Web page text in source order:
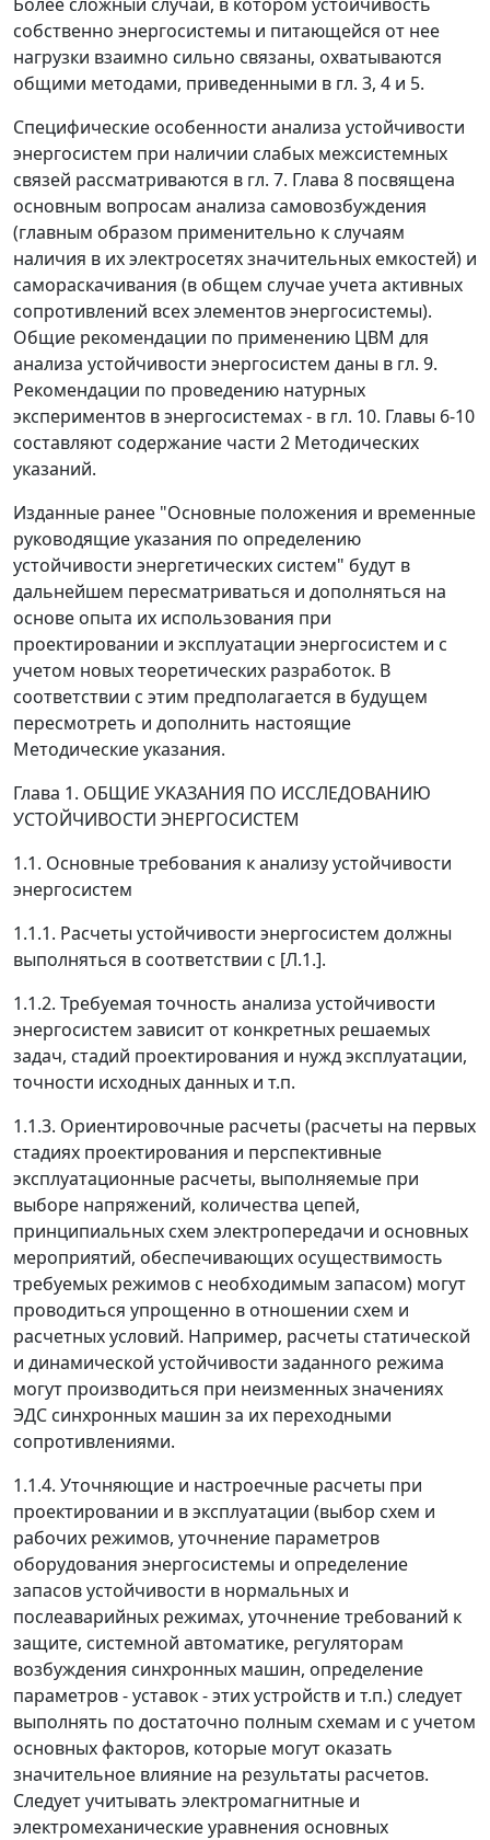
собственно энергосистемы и питающейся от нее
нагрузки взаимно сильно связаны, охватываются
общими методами, приведенными в гл. 3, 4 и 5.
Специфические особенности анализа устойчивости
энергосистем при наличии слабых межсистемных
связей рассматриваются в гл. 7. Глава 8 посвящена
основным вопросам анализа самовозбуждения
(главным образом применительно к случаям
наличия в их электросетях значительных емкостей) и
самораскачивания (в общем случае учета активных
сопротивлений всех элементов энергосистемы).
Общие рекомендации по применению ЦВМ для
анализа устойчивости энергосистем даны в гл. 9.
Рекомендации по проведению натурных
экспериментов в энергосистемах - в гл. 10. Главы 6-10
составляют содержание части 2 Методических
указаний.
Изданные ранее "Основные положения и временные
руководящие указания по определению
устойчивости энергетических систем" будут в
дальнейшем пересматриваться и дополняться на
основе опыта их использования при
проектировании и эксплуатации энергосистем и с
учетом новых теоретических разработок. В
соответствии с этим предполагается в будущем
пересмотреть и дополнить настоящие
Методические указания.
Глава 1. ОБЩИЕ УКАЗАНИЯ ПО ИССЛЕДОВАНИЮ
УСТОЙЧИВОСТИ ЭНЕРГОСИСТЕМ
1.1. Основные требования к анализу устойчивости
энергосистем
1.1.1. Расчеты устойчивости энергосистем должны
выполняться в соответствии c [Л.1.].
1.1.2. Требуемая точность анализа устойчивости
энергосистем зависит от конкретных решаемых
задач, стадий проектирования и нужд эксплуатации,
точности исходных данных и т.п.
1.1.3. Ориентировочные расчеты (расчеты на первых
стадиях проектирования и перспективные
эксплуатационные расчеты, выполняемые при
выборе напряжений, количества цепей,
принципиальных схем электропередачи и основных
мероприятий, обеспечивающих осуществимость
требуемых режимов с необходимым запасом) могут
проводиться упрощенно в отношении схем и
расчетных условий. Например, расчеты статической
и динамической устойчивости заданного режима
могут производиться при неизменных значениях
ЭДС синхронных машин за их переходными
сопротивлениями.
1.1.4. Уточняющие и настроечные расчеты при
проектировании и в эксплуатации (выбор схем и
рабочих режимов, уточнение параметров
оборудования энергосистемы и определение
запасов устойчивости в нормальных и
послеаварийных режимах, уточнение требований к
защите, системной автоматике, регуляторам
возбуждения синхронных машин, определение
параметров - уставок - этих устройств и т.п.) следует
выполнять по достаточно полным схемам и с учетом
основных факторов, которые могут оказать
значительное влияние на результаты расчетов.
Следует учитывать электромагнитные и
электромеханические уравнения основных